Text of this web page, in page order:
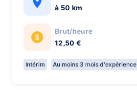
à 50 km
Brut/heure
12,50 €
Intérim Au moins 3 mois d'expérience